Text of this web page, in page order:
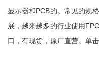
显示器和PCB的。常见的规
展，越来越多的行业使用
口，有现货，原厂直营。单